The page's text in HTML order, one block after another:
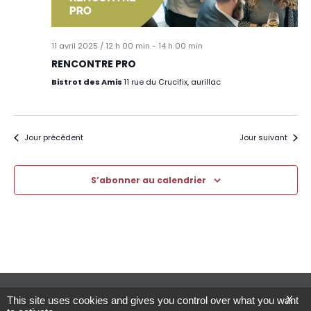
11 avril 2025 / 12 h 00 min - 14 h 00 min
RENCONTRE PRO
Bistrot des Amis11 rue du Crucifix, aurillac
Jour précédent Jour suivant
S’abonner au calendrier
X
This site uses cookies and gives you control over what you want